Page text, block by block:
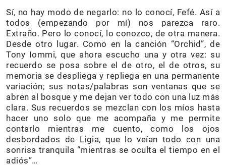
Sí, no hay modo de negarlo: no lo conocí, Fefé. Así a
todos (empezando por mí) nos parezca raro.
Extraño. Pero lo conocí, lo conozco, de otra manera.
Desde otro lugar. Como en la canción “Orchid”, de
Tony Iommi, que ahora escucho una y otra vez: su
recuerdo se posa sobre el de otro, el de otros, su
memoria se despliega y repliega en una permanente
variación; sus notas/palabras son ventanas que se
abren al bosque y me dejan ver todo con una luz más
clara. Sus recuerdos se mezclan con los míos hasta
hacer uno solo que me acompaña y me permite
contarlo mientras me cuento, como los ojos
desbordados de Ligia, que lo veían todo con una
sonrisa tranquila “mientras se oculta el tiempo en el
adiós”…